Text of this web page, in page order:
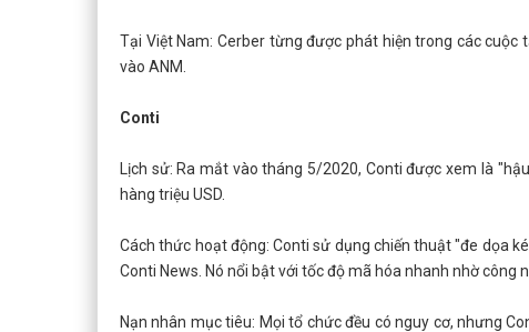
Tại Việt Nam: Cerber từng được phát hiện trong các
vào ANM.
Conti
Lịch sử: Ra mắt vào tháng 5/2020, Conti được xem là
hàng triệu USD.
Cách thức hoạt động: Conti sử dụng chiến thuật "đe dọa
Conti News. Nó nổi bật với tốc độ mã hóa nhanh nhờ công
Nạn nhân mục tiêu: Mọi tổ chức đều có nguy cơ, nhưng